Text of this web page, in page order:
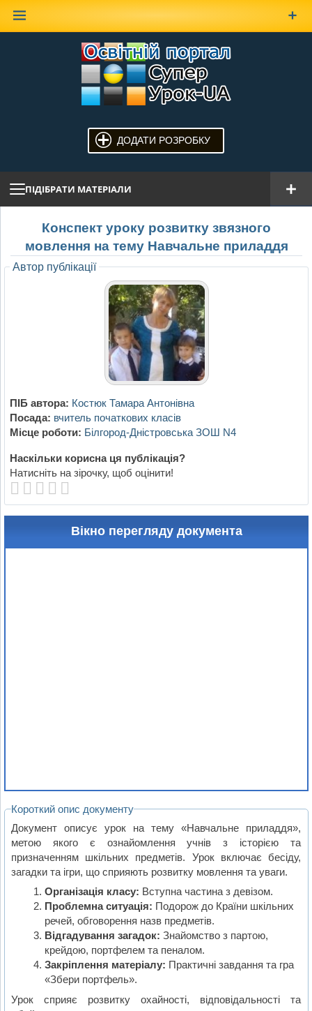
ДОДАТИ РОЗРОБКУ
ПІДІБРАТИ МАТЕРІАЛИ
Конспект уроку розвитку звязного
мовлення на тему Навчальне приладдя
Автор публікації
ПІБ автора: Костюк Тамара Антонівна
Посада: вчитель початкових класів
Місце роботи: Білгород-Дністровська ЗОШ N4
Наскільки корисна ця публікація?
Натисніть на зірочку, щоб оцінити!
Вікно перегляду документа
Короткий опис документу
Документ описує урок на тему «Навчальне приладдя»,
метою якого є ознайомлення учнів з історією та
призначенням шкільних предметів. Урок включає бесіду,
загадки та ігри, що сприяють розвитку мовлення та уваги.
Організація класу: Вступна частина з девізом.
Проблемна ситуація: Подорож до Країни шкільних
речей, обговорення назв предметів.
Відгадування загадок: Знайомство з партою,
крейдою, портфелем та пеналом.
Закріплення матеріалу: Практичні завдання та гра
«Збери портфель».
Урок сприяє розвитку охайності, відповідальності та